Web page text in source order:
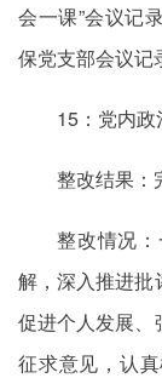
会一课”会议记
保党支部会议记
15：党内政
整改结果：
整改情况
解，深入推进批
促进个人发展、
征求意见，认